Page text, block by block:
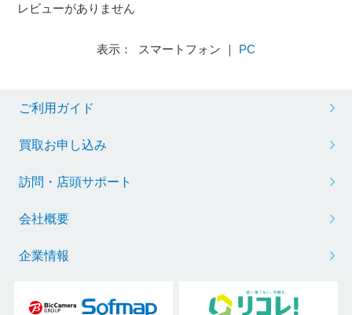
レビューがありません
表示： スマートフォン ｜ PC
ご利用ガイド
買取お申し込み
訪問・店頭サポート
会社概要
企業情報